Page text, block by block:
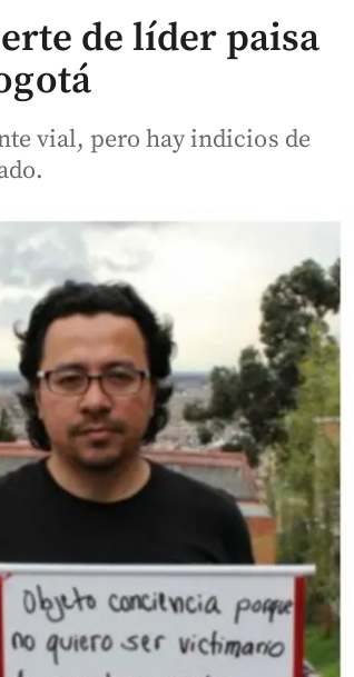
de líder paisa
vial, pero hay indicios de